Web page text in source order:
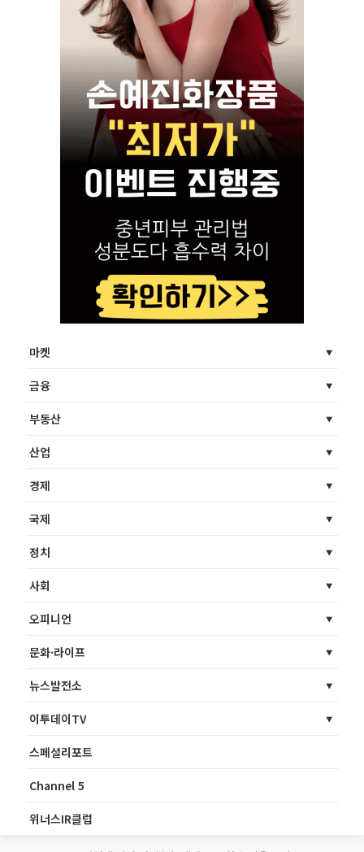
마켓
금융
부동산
산업
경제
국제
정치
사회
오피니언
문화·라이프
뉴스발전소
이투데이TV
스페셜리포트
Channel 5
위너스IR클럽